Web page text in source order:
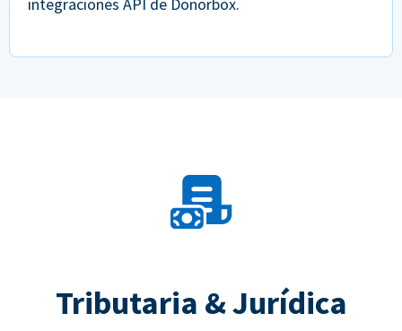
Tributaria & Jurídica